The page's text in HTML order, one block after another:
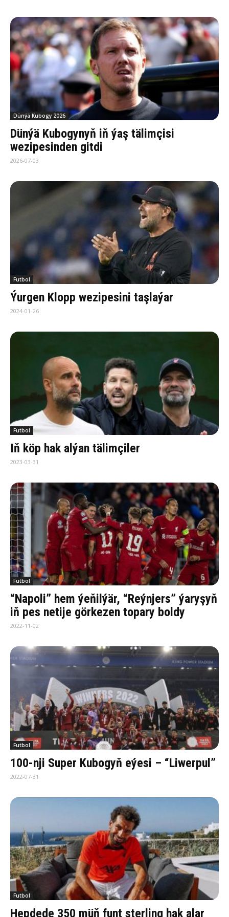
Dünýä Kubogy 2026
Dünýä Kubogynyň iň ýaş tälimçisi
wezipesinden gitdi
2026-07-03
Futbol
Ýurgen Klopp wezipesini taşlaýar
2024-01-26
Futbol
Iň köp hak alýan tälimçiler
2023-03-31
Futbol
“Napoli” hem ýeňilýär, “Reýnjers” ýaryşyň
iň pes netije görkezen topary boldy
2022-11-02
Futbol
100-nji Super Kubogyň eýesi – “Liwerpul”
2022-07-31
Futbol
Hepdede 350 müň funt sterling hak alar